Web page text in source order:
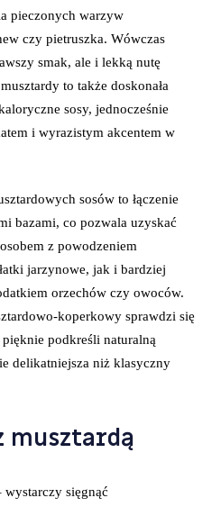
pieczonych warzyw
czy pietruszka. Wówczas
smak, ale i lekką nutę
to także doskonała
sosy, jednocześnie
i wyrazistym akcentem w
sosów to łączenie
bazami, co pozwala uzyskać
z powodzeniem
jarzynowe, jak i bardziej
orzechów czy owoców.
koperkowy sprawdzi się
podkreśli naturalną
delikatniejsza niż klasyczny
musztardą
wystarczy sięgnąć